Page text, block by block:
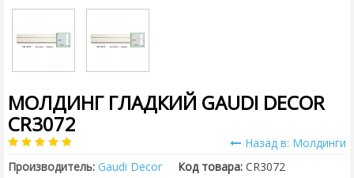
МОЛДИНГ ГЛАДКИЙ GAUDI DECOR
CR3072
Назад в: Молдинги
Производитель: Gaudi Decor Код товара: CR3072